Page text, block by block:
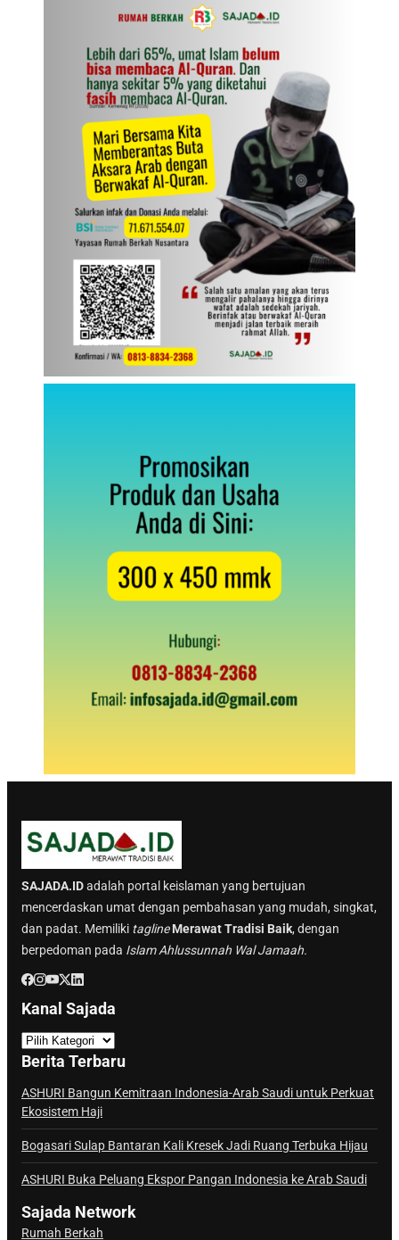
SAJADA.IDadalah portal keislaman yang bertujuan
mencerdaskan umat dengan pembahasan yang mudah, singkat,
dan padat. Memiliki tagline Merawat Tradisi Baik, dengan
berpedoman pada Islam Ahlussunnah Wal Jamaah.
Kanal Sajada
a
n
a
l
j
d
Berita Terbaru
ASHURI Bangun Kemitraan Indonesia-Arab Saudi untuk Perkuat
Ekosistem Haji
Bogasari Sulap Bantaran Kali Kresek Jadi Ruang Terbuka Hijau
ASHURI Buka Peluang Ekspor Pangan Indonesia ke Arab Saudi
Sajada Network
Rumah Berkah